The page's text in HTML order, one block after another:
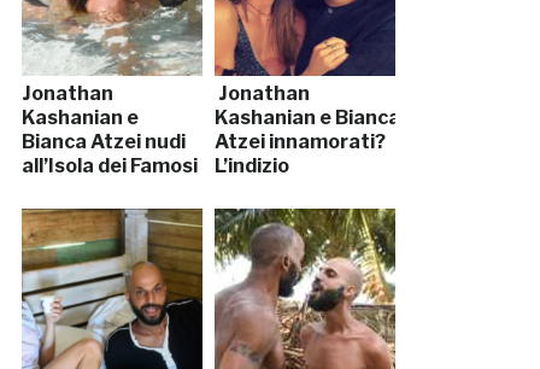
Jonathan
Kashanian e
Bianca Atzei nudi
all’Isola dei Famosi
Jonathan
Kashanian e Bianca
Atzei innamorati?
L’indizio